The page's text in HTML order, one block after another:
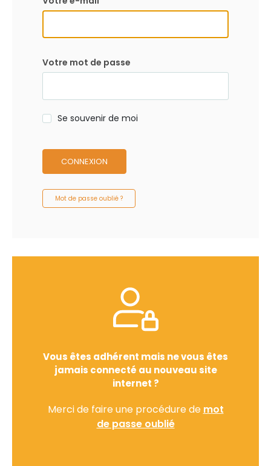
Votre mot de passe
Se souvenir de moi
CONNEXION
Mot de passe oublié ?
Vous êtes adhérent mais ne vous êtes
jamais connecté au nouveau site
internet ?
Merci de faire une procédure de mot
de passe oublié